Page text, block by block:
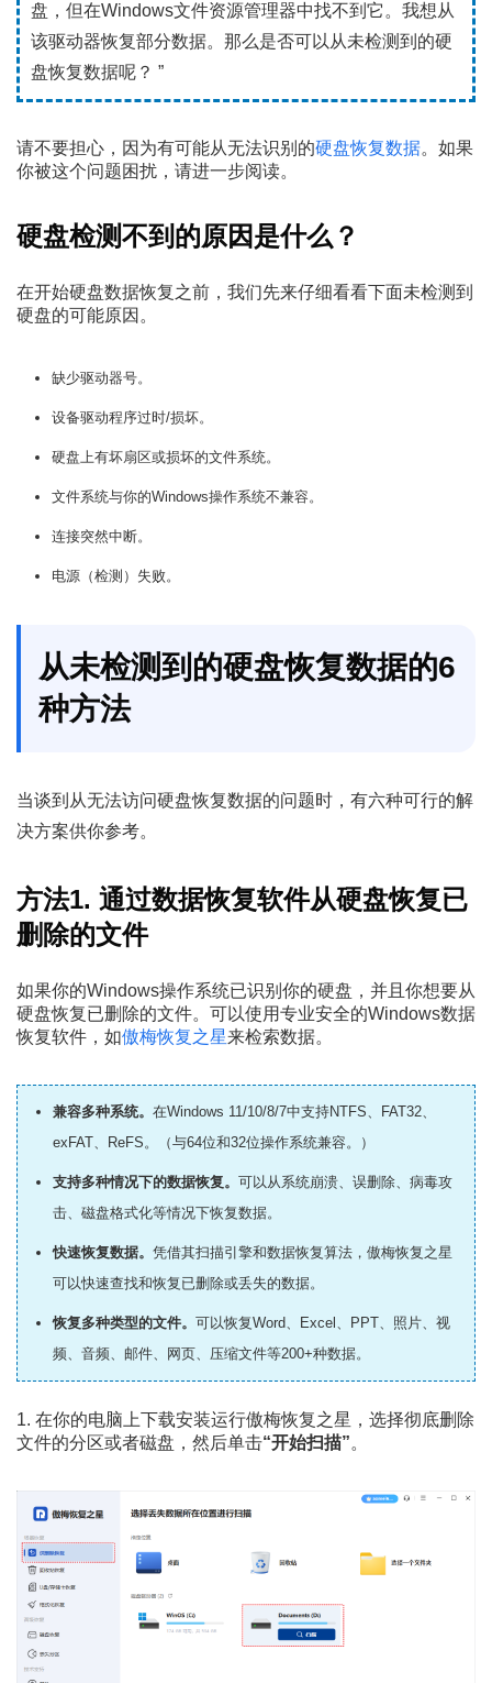
盘，但在Windows文件资源管理器中找不到它。我想从
该驱动器恢复部分数据。那么是否可以从未检测到的硬
盘恢复数据呢？ ”
请不要担心，因为有可能从无法识别的硬盘恢复数据。如果
你被这个问题困扰，请进一步阅读。
硬盘检测不到的原因是什么？
在开始硬盘数据恢复之前，我们先来仔细看看下面未检测到
硬盘的可能原因。
缺少驱动器号。
设备驱动程序过时/损坏。
硬盘上有坏扇区或损坏的文件系统。
文件系统与你的Windows操作系统不兼容。
连接突然中断。
电源（检测）失败。
从未检测到的硬盘恢复数据的6
种方法
当谈到从无法访问硬盘恢复数据的问题时，有六种可行的解
决方案供你参考。
方法1. 通过数据恢复软件从硬盘恢复已
删除的文件
如果你的Windows操作系统已识别你的硬盘，并且你想要从
硬盘恢复已删除的文件。可以使用专业安全的Windows数据
恢复软件，如傲梅恢复之星来检索数据。
兼容多种系统。 在Windows 11/10/8/7中支持NTFS、FAT32、
exFAT、ReFS。（与64位和32位操作系统兼容。）
支持多种情况下的数据恢复。 可以从系统崩溃、误删除、病毒攻
击、磁盘格式化等情况下恢复数据。
快速恢复数据。 凭借其扫描引擎和数据恢复算法，傲梅恢复之星
可以快速查找和恢复已删除或丢失的数据。
恢复多种类型的文件。 可以恢复Word、Excel、PPT、照片、视
频、音频、邮件、网页、压缩文件等200+种数据。
1. 在你的电脑上下载安装运行傲梅恢复之星，选择彻底删除
文件的分区或者磁盘，然后单击“开始扫描”。